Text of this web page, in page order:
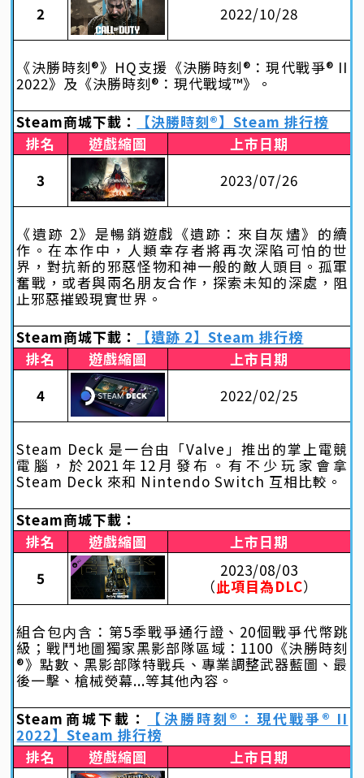
2
2022/10/28
《決勝時刻®》HQ支援《決勝時刻®：現代戰爭® II
2022》及《決勝時刻®：現代戰域™》。
Steam商城下載：
【決勝時刻®】Steam 排行榜
排名
遊戲縮圖
上市日期
3
2023/07/26
《遺跡 2》是暢銷遊戲《遺跡：來自灰燼》的續
作。在本作中，人類幸存者將再次深陷可怕的世
界，對抗新的邪惡怪物和神一般的敵人頭目。孤軍
奮戰，或者與兩名朋友合作，探索未知的深處，阻
止邪惡摧毀現實世界。
Steam商城下載：
【遺跡 2】Steam 排行榜
排名
遊戲縮圖
上市日期
4
2022/02/25
Steam Deck 是一台由「Valve」推出的掌上電競
電腦，於2021年12月發布。有不少玩家會拿
Steam Deck 來和 Nintendo Switch 互相比較。
Steam商城下載：
排名
遊戲縮圖
上市日期
5
2023/08/03
（此項目為DLC）
組合包内含：第5季戰爭通行證、20個戰爭代幣跳
級；戰鬥地圖獨家黑影部隊區域：1100《決勝時刻
®》點數、黑影部隊特戰兵、專業調整武器藍圖、最
後一擊、槍械熒幕...等其他內容。
Steam商城下載：
【決勝時刻®：現代戰爭® II
2022】Steam 排行榜
排名
遊戲縮圖 上市日期